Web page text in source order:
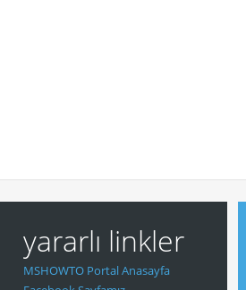
yararlı linkler
MSHOWTO Portal Anasayfa